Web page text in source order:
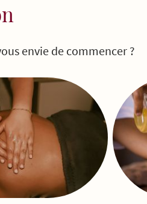
envie de commencer ?